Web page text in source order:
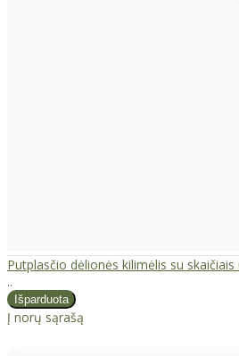
Putplasčio dėlionės kilimėlis su
..
Į norų sąrašą